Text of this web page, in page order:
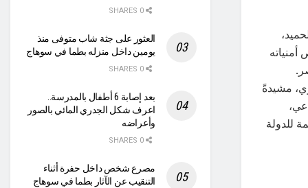
مشيدةً
للدولة
العثور على جثة شاب متوفى منذ
يومين داخل منزله بطما في سوهاج
بعد إصابة 6 أطفال بالمدرسة..
اعرف شكل الجدري المائي بالصور
وأعراضه
مصرع شخص داخل حفرة أثناء
التنقيب عن الآثار بطما في سوهاج